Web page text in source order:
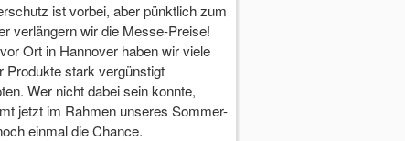
ist vorbei, aber pünktlich zum
verlängern wir die Messe-Preise!
Ort in Hannover haben wir viele
Produkte stark vergünstigt
Wer nicht dabei sein konnte,
jetzt im Rahmen unseres Sommer-
einmal die Chance.